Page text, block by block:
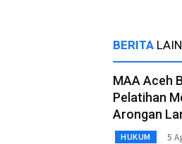
BERITA
MAA Aceh
Pelatihan
Arongan
HUKUM 5